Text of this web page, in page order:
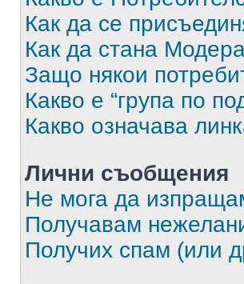
Как да се
Как да стана
Защо някои
Какво е “група по
Какво означава
Лични съобщения
Не мога да
Получавам
Получих спам (или